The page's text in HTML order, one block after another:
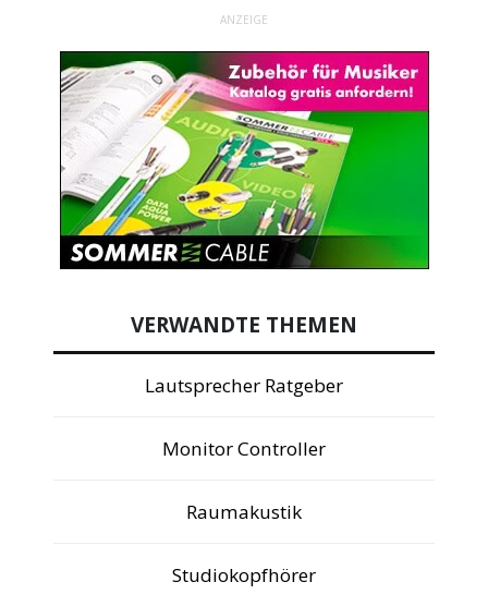
ANZEIGE
VERWANDTE THEMEN
Lautsprecher Ratgeber
Monitor Controller
Raumakustik
Studiokopfhörer